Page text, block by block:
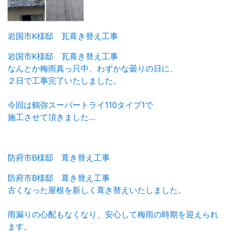
岩国市K様邸 瓦葺き替え工事
岩国市K様邸 瓦葺き替え工事
なんとか梅雨真っ只中、わずかな曇りの日に、
２日で工事完了いたしました。
今回は鶴弥スーパートライ110タイプ1で
施工させて頂きました…
防府市B様邸 葺き替え工事
防府市B様邸 葺き替え工事
古くなった屋根を新しく葺き替えいたしました。
雨漏りの心配もなくなり、安心して梅雨の時期を迎えられ
ます。